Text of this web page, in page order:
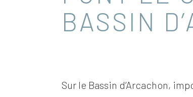
BASSIN
Sur le Bassin d’Arcachon,